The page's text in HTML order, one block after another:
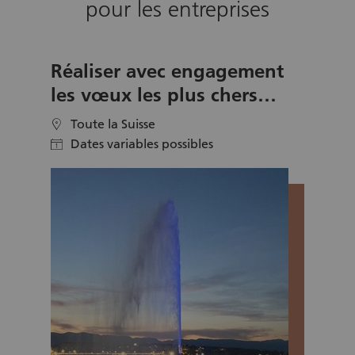
développer personnellement et de créer des
pour les entreprises
Réaliser avec engagement
les vœux les plus chers
d’enfants gravement
malades
location Toute la Suisse
calendar Dates variables possibles